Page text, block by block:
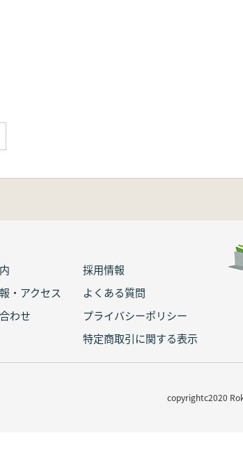
採用情報
・アクセス
よくある質問
わせ
プライバシーポリシー
特定商取引に関する表示
copyrightc2020